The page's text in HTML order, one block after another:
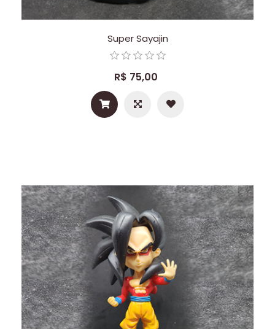
Super Sayajin
R$ 75,00